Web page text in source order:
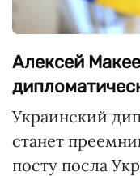
Алексей
Украинский
станет
посту посла